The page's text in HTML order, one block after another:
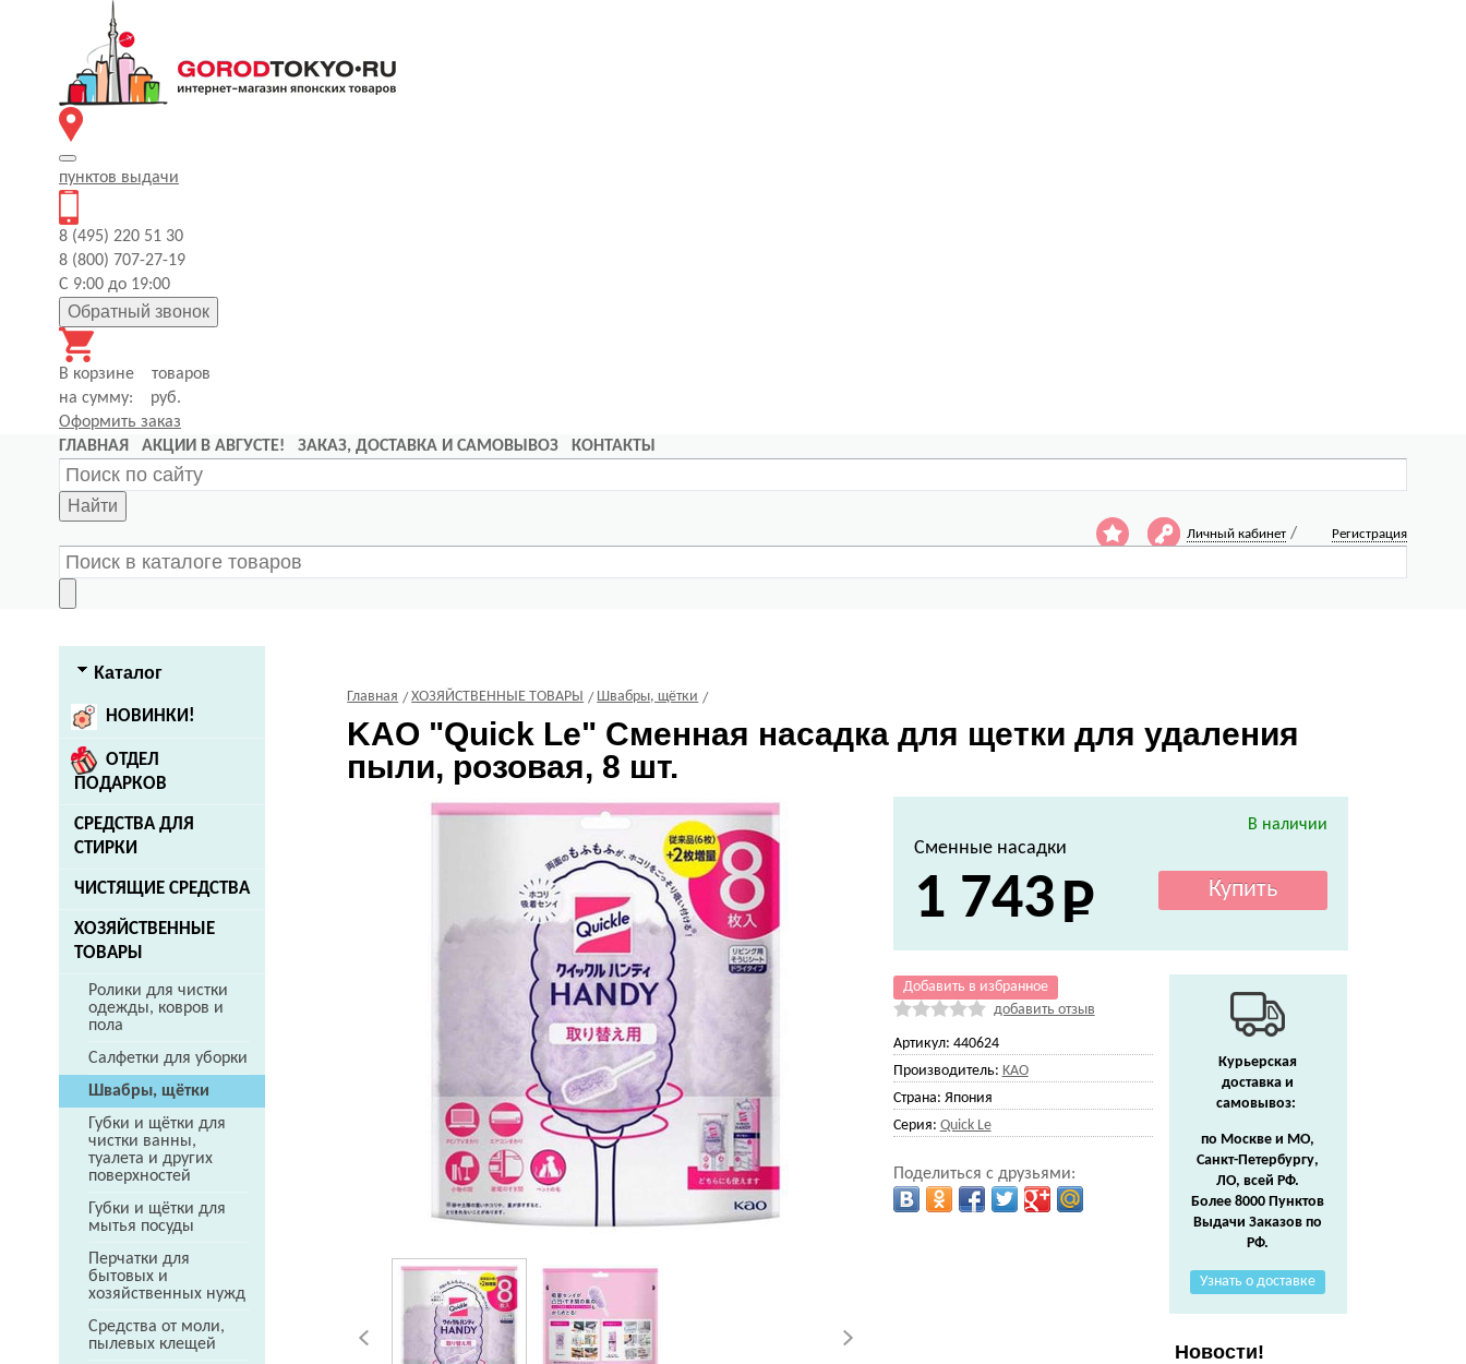
пунктов выдачи
8 (495) 220 51 30
8 (800) 707-27-19
С 9:00 до 19:00
Обратный звонок
В корзине
товаров
на сумму:
руб.
Оформить заказ
ГЛАВНАЯ
АКЦИИ В АВГУСТЕ! ЗАКАЗ, ДОСТАВКА И САМОВЫВОЗ КОНТАКТЫ
Найти
Личный кабинет / Регистрация
Каталог
НОВИНКИ!
ОТДЕЛ
ПОДАРКОВ
СРЕДСТВА ДЛЯ
СТИРКИ
ЧИСТЯЩИЕ СРЕДСТВА
ХОЗЯЙСТВЕННЫЕ
ТОВАРЫ
Ролики для чистки
одежды, ковров и
пола
Салфетки для уборки
Швабры, щётки
Губки и щётки для
чистки ванны,
туалета и других
поверхностей
Губки и щётки для
мытья посуды
Перчатки для
бытовых и
хозяйственных нужд
Средства от моли,
пылевых клещей
Главная ХОЗЯЙСТВЕННЫЕ ТОВАРЫ Швабры, щётки
KAO "Quick Le" Сменная насадка для щетки для удаления
пыли, розовая, 8 шт.
В наличии
Сменные насадки
1 743
Добавить в избранное
добавить отзыв
Артикул: 440624
Производитель: KAO
Страна: Япония
Серия: Quick Le
Поделиться с друзьями:
Курьерская
доставка и
самовывоз:
по Москве и МО,
Санкт-Петербургу,
ЛО, всей РФ.
Более 8000 Пунктов
Выдачи Заказов по
РФ.
Узнать о доставке
Новости!